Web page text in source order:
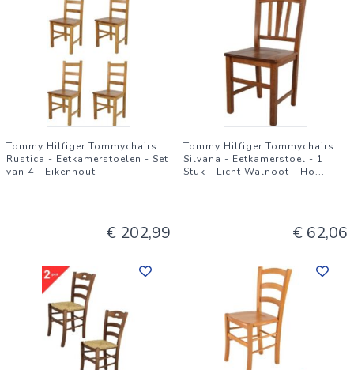
Tommy Hilfiger Tommychairs
Rustica - Eetkamerstoelen - Set
van 4 - Eikenhout
€ 202,99
Tommy Hilfiger Tommychairs
Silvana - Eetkamerstoel - 1
Stuk - Licht Walnoot - Ho...
€ 62,06